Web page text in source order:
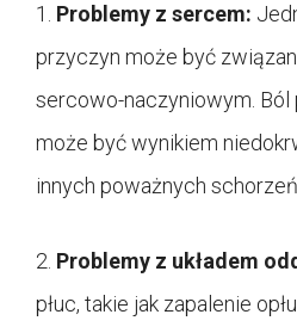
1. Problemy z sercem:
przyczyn może być
sercowo-naczyniowym.
może być wynikiem
innych poważnych
2. Problemy z układem
płuc, takie jak zapalenie